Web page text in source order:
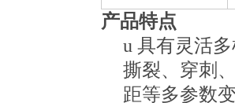
产品特点
u 具有灵活
撕裂、穿刺
距等多参数